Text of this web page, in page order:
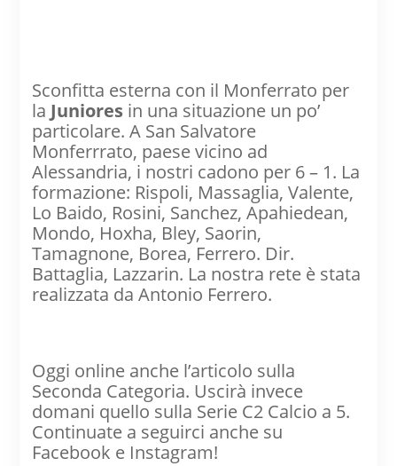
Sconfitta esterna con il Monferrato per
la Junioresin una situazione un po’
particolare. A San Salvatore
Monferrrato, paese vicino ad
Alessandria, i nostri cadono per 6 – 1. La
formazione: Rispoli, Massaglia, Valente,
Lo Baido, Rosini, Sanchez, Apahiedean,
Mondo, Hoxha, Bley, Saorin,
Tamagnone, Borea, Ferrero. Dir.
Battaglia, Lazzarin. La nostra rete è stata
realizzata da Antonio Ferrero.
Oggi online anche l’articolo sulla
Seconda Categoria. Uscirà invece
domani quello sulla Serie C2 Calcio a 5.
Continuate a seguirci anche su
Facebook e Instagram!